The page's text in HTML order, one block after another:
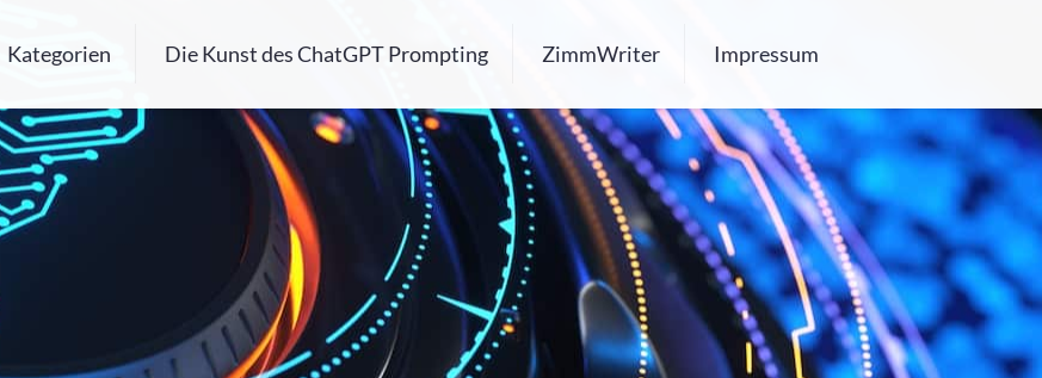
Kategorien Die Kunst des ChatGPT Prompting ZimmWriter Impressum